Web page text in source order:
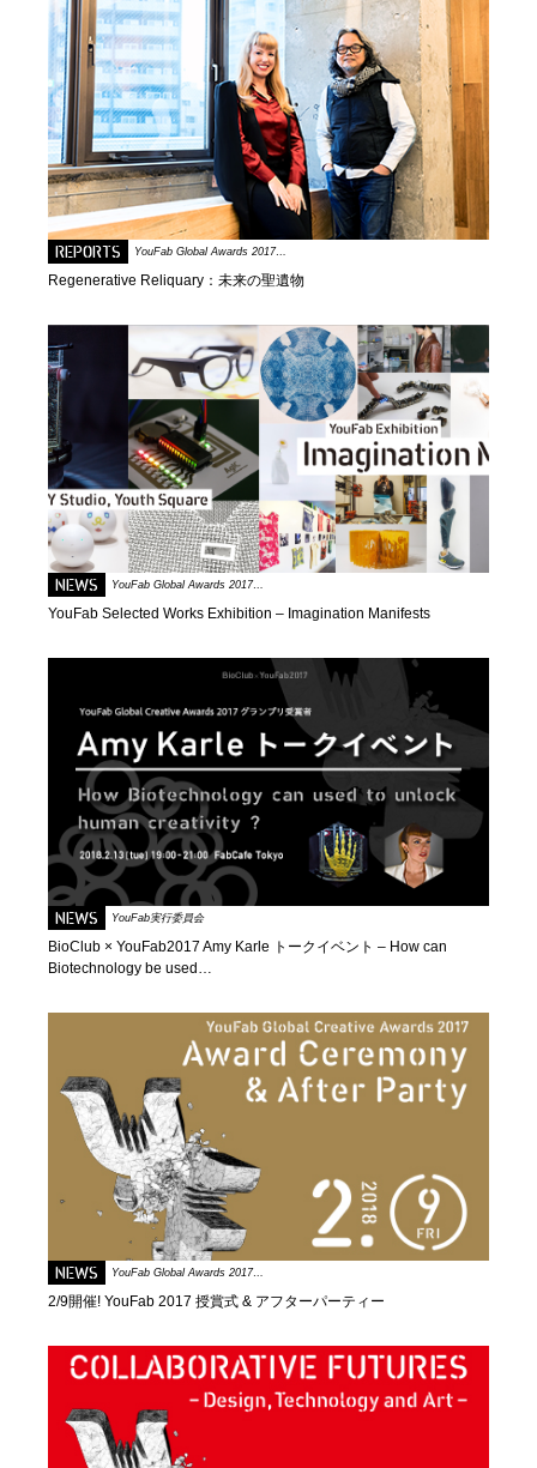
REPORTS YouFab Global Awards 2017…
Regenerative Reliquary：未来の聖遺物
NEWS YouFab Global Awards 2017…
YouFab Selected Works Exhibition – Imagination Manifests
NEWS YouFab実行委員会
BioClub × YouFab2017 Amy Karle トークイベント – How can
Biotechnology be used…
NEWS YouFab Global Awards 2017…
2/9開催! YouFab 2017 授賞式 & アフターパーティー